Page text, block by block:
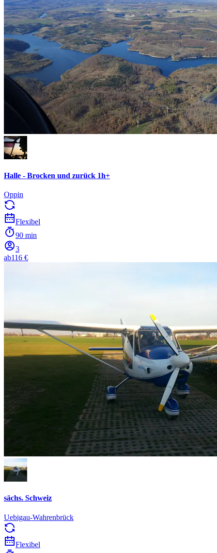
Halle - Brocken und zurück 1h+
Oppin
Flexibel
90 min
3
ab116 €
sächs. Schweiz
Uebigau-Wahrenbrück
Flexibel